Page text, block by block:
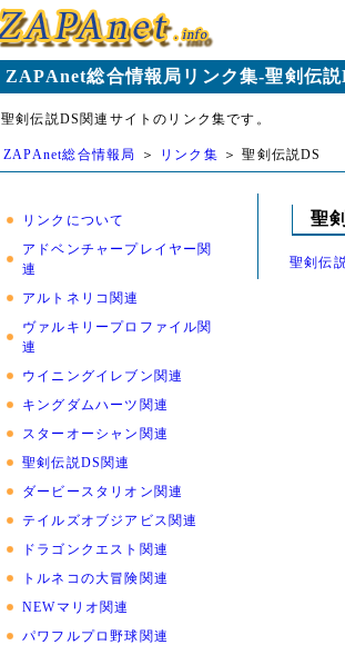
ZAPAnet総合情報局リンク集-聖剣伝説
聖剣伝説DS関連サイトのリンク集です。
ZAPAnet総合情報局 ＞ リンク集 ＞ 聖剣伝説DS
リンクについて
アドベンチャープレイヤー関
連
アルトネリコ関連
ヴァルキリープロファイル関
連
ウイニングイレブン関連
キングダムハーツ関連
スターオーシャン関連
聖剣伝説DS関連
ダービースタリオン関連
テイルズオブジアビス関連
ドラゴンクエスト関連
トルネコの大冒険関連
NEWマリオ関連
パワフルプロ野球関連
聖
聖剣伝